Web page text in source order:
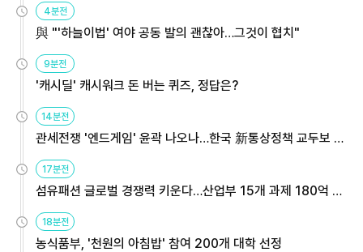
4분전
與 "'하늘이법' 여야 공동 발의 괜찮아…그것이 협치"
9분전
'캐시딜' 캐시워크 돈 버는 퀴즈, 정답은?
14분전
관세전쟁 '엔드게임' 윤곽 나오나…한국 新통상정책 교두보 활
17분전
섬유패션 글로벌 경쟁력 키운다…산업부 15개 과제 180억 지
18분전
농식품부, '천원의 아침밥' 참여 200개 대학 선정